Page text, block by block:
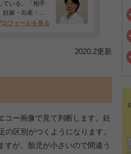
ている。「相手
妊娠・出産・育
ロフィールを見る
2020.2更新
コー画像で見て判断します。妊
区別がつくようになります。
が、胎児が小さいので間違う